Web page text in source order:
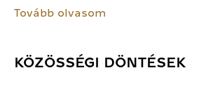
Tovább olvasom
KÖZÖSSÉGI DÖNTÉSEK